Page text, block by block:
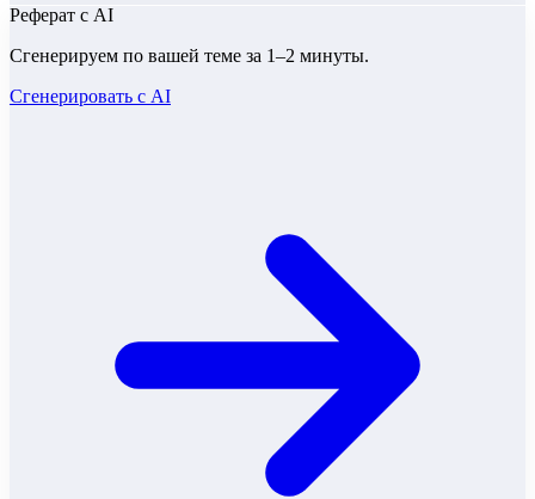
Реферат с AI
Сгенерируем по вашей теме за 1–2 минуты.
Сгенерировать с AI